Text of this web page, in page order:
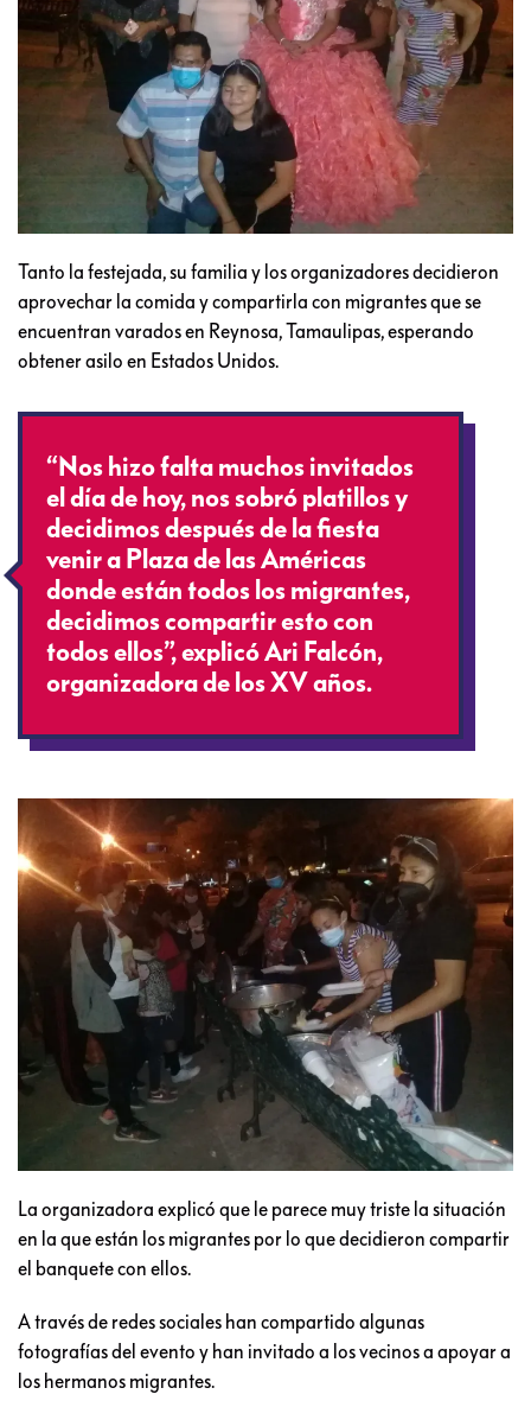
Tanto la festejada, su familia y los organizadores decidieron
aprovechar la comida y compartirla con migrantes que se
encuentran varados en Reynosa, Tamaulipas, esperando
obtener asilo en Estados Unidos.
“Nos hizo falta muchos invitados
el día de hoy, nos sobró platillos y
decidimos después de la fiesta
venir a Plaza de las Américas
donde están todos los migrantes,
decidimos compartir esto con
todos ellos”, explicó Ari Falcón,
organizadora de los XV años.
La organizadora explicó que le parece muy triste la situación
en la que están los migrantes por lo que decidieron compartir
el banquete con ellos.
A través de redes sociales han compartido algunas
fotografías del evento y han invitado a los vecinos a apoyar a
los hermanos migrantes.